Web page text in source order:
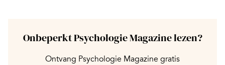
Onbeperkt Psychologie Magazine lezen?
Ontvang Psychologie Magazine gratis